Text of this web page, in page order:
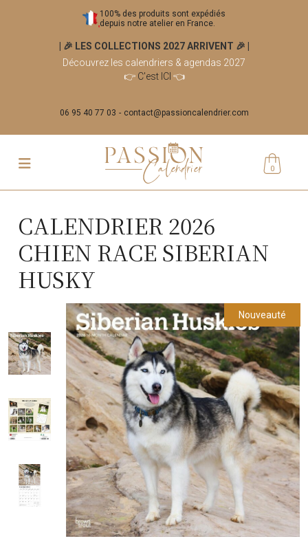
100% des produits sont expédiés
depuis notre atelier en France.
| 🎉 LES COLLECTIONS 2027 ARRIVENT 🎉
Découvrez les calendriers & agendas 2027
👉 C'est ICI 👈
06 95 40 77 03 contact@passioncalendrier.com
0
CALENDRIER 2026
CHIEN RACE SIBERIAN
HUSKY
Nouveauté